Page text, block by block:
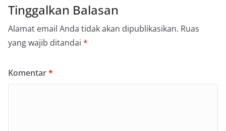
Tinggalkan Balasan
Alamat email Anda tidak akan dipublikasikan. Ruas
yang wajib ditandai *
Komentar*